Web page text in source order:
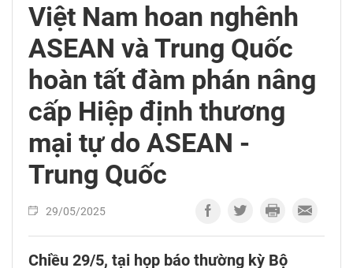
Việt Nam hoan nghênh
ASEAN và Trung Quốc
hoàn tất đàm phán nâng
cấp Hiệp định thương
mại tự do ASEAN -
Trung Quốc
29/05/2025
Chiều 29/5, tại họp báo thường kỳ Bộ